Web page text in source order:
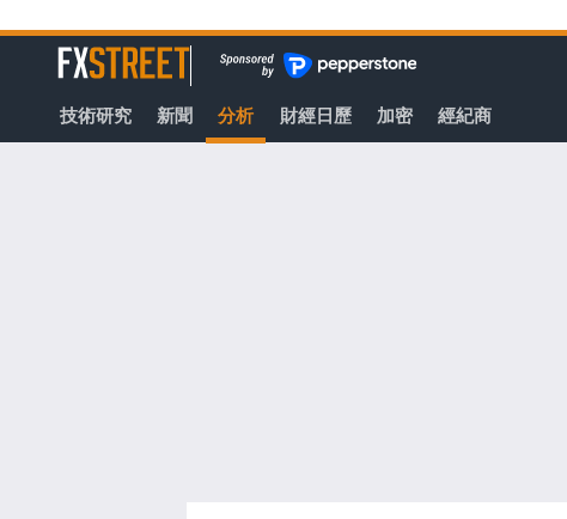
至
容
FXStreet
技術研究 新聞 分析 財經日歷 加密 經紀商